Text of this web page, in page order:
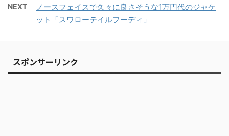
NEXT
ノースフェイスで久々に良さそうな1万円代のジャケ
ット「スワローテイルフーディ」
スポンサーリンク